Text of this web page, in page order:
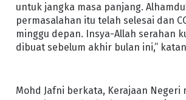
untuk jangka masa panjang.
permasalahan itu telah selesai dan
minggu depan. Insya-Allah serahan
dibuat sebelum akhir bulan ini,”
Mohd Jafni berkata, Kerajaan Negeri